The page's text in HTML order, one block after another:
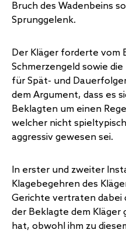
Bruch des Wadenbeins
Sprunggelenk.
Der Kläger forderte vom
Schmerzengeld sowie
für Spät- und
dem Argument, dass es
Beklagten um einen
welcher nicht
aggressiv gewesen sei.
In erster und zweiter
Klagebegehren des
Gerichte vertraten dabei
der Beklagte dem
hat, obwohl ihm zu